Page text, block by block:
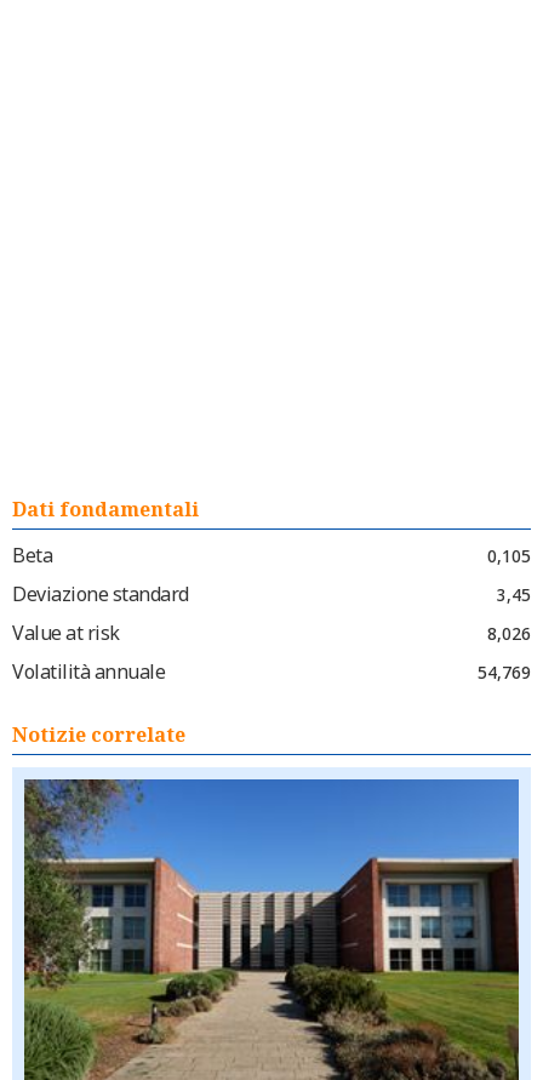
Dati fondamentali
Beta
0,105
Deviazione standard 3,45
Value at risk 8,026
Volatilità annuale 54,769
Notizie correlate